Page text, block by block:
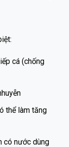
cá (chống
thể làm tăng
có nước dùng